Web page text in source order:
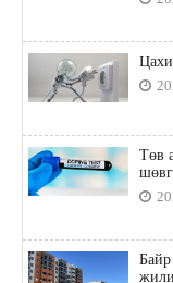
Төв
Байр